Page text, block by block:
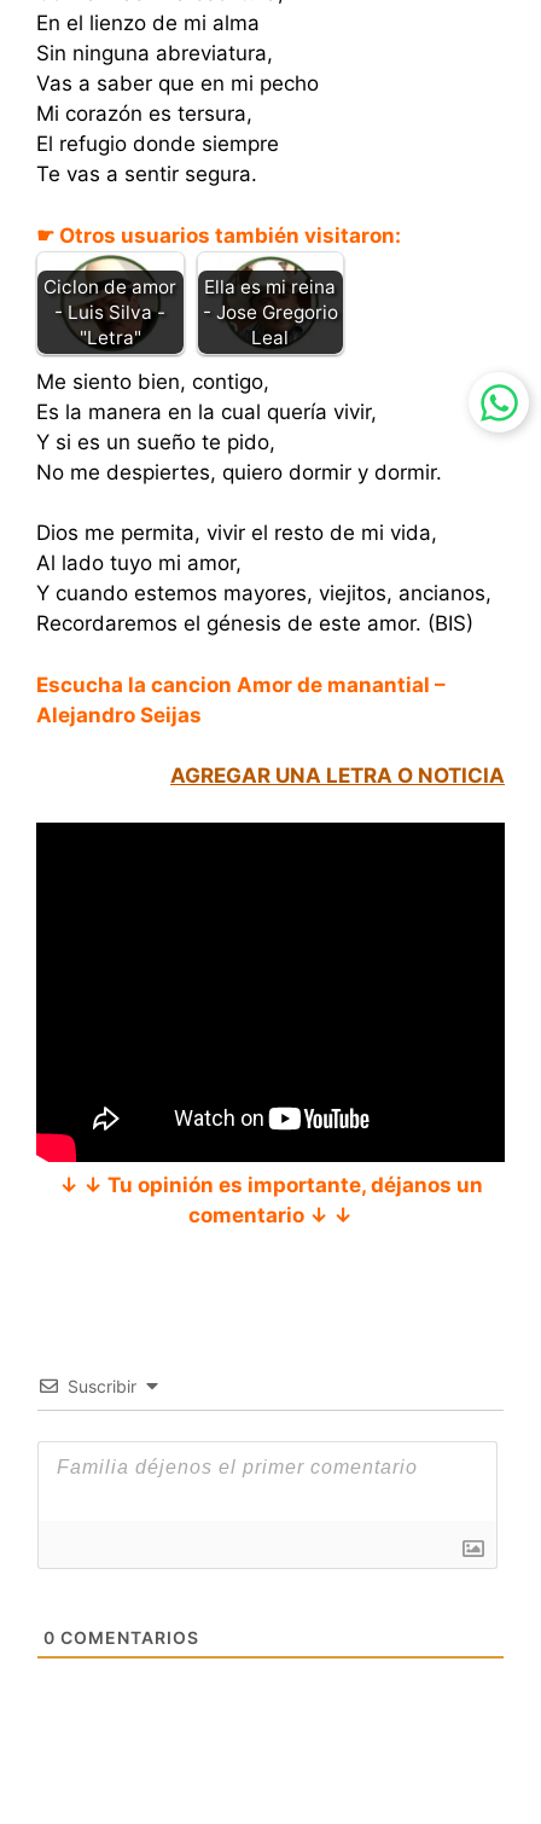
En el lienzo de mi alma
Sin ninguna abreviatura,
Vas a saber que en mi pecho
Mi corazón es tersura,
El refugio donde siempre
Te vas a sentir segura.
☛ Otros usuarios también visitaron:
Ciclon de amor
- Luis Silva -
"Letra"
Ella es mi reina
- Jose Gregorio
Leal
Me siento bien, contigo,
Es la manera en la cual quería vivir,
Y si es un sueño te pido,
No me despiertes, quiero dormir y dormir.
Dios me permita, vivir el resto de mi vida,
Al lado tuyo mi amor,
Y cuando estemos mayores, viejitos, ancianos,
Recordaremos el génesis de este amor. (BIS)
Escucha la cancion Amor de manantial –
Alejandro Seijas
AGREGAR UNA LETRA O NOTICIA
↓ ↓ Tu opinión es importante, déjanos un
comentario ↓ ↓
Suscribir
0 COMENTARIOS